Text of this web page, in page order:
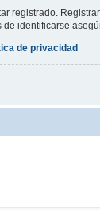
registrado.
de identificarse
de privacidad